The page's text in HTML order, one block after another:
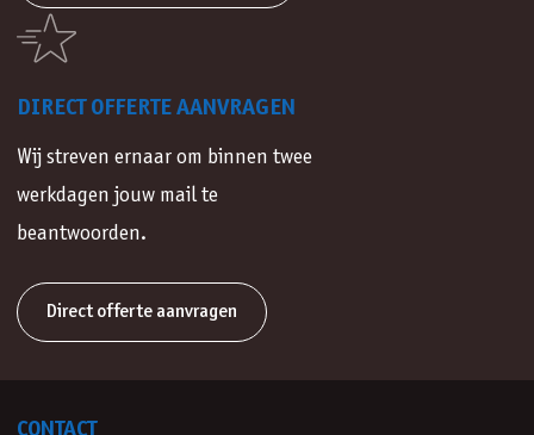
DIRECT OFFERTE AANVRAGEN
Wij streven ernaar om binnen twee
werkdagen jouw mail te
beantwoorden.
Direct offerte aanvragen
CONTACT